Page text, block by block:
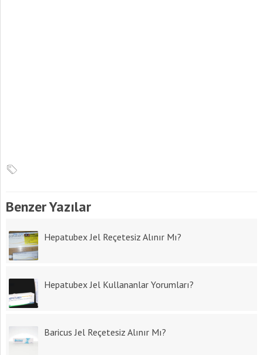
Benzer Yazılar
Hepatubex Jel Reçetesiz Alınır Mı?
Hepatubex Jel Kullananlar Yorumları?
Baricus Jel Reçetesiz Alınır Mı?